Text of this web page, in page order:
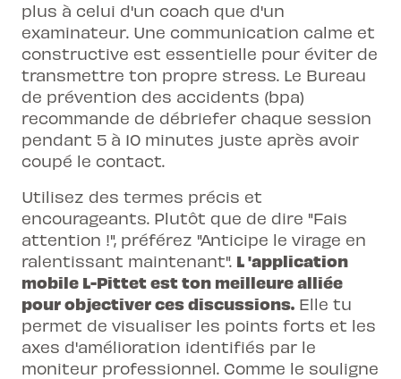
plus à celui d'un coach que d'un
examinateur. Une communication calme et
constructive est essentielle pour éviter de
transmettre ton propre stress. Le Bureau
de prévention des accidents (bpa)
recommande de débriefer chaque session
pendant 5 à 10 minutes juste après avoir
coupé le contact.
Utilisez des termes précis et
encourageants. Plutôt que de dire "Fais
attention !", préférez "Anticipe le virage en
ralentissant maintenant". L 'application
mobile L-Pittet est ton meilleure alliée
pour objectiver ces discussions. Elle tu
permet de visualiser les points forts et les
axes d'amélioration identifiés par le
moniteur professionnel. Comme le souligne